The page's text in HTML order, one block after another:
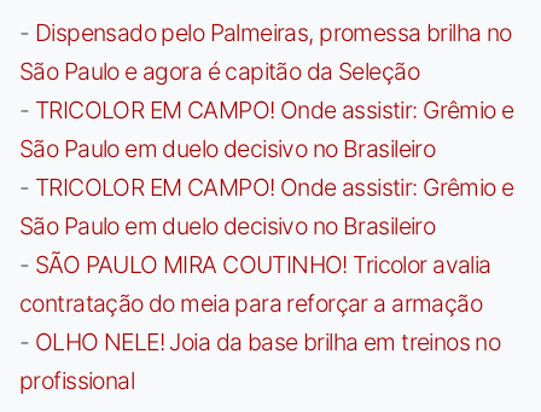
- Dispensado pelo Palmeiras, promessa brilha no
São Paulo e agora é capitão da Seleção
- TRICOLOR EM CAMPO! Onde assistir: Grêmio e
São Paulo em duelo decisivo no Brasileiro
- TRICOLOR EM CAMPO! Onde assistir: Grêmio e
São Paulo em duelo decisivo no Brasileiro
- SÃO PAULO MIRA COUTINHO! Tricolor avalia
contratação do meia para reforçar a armação
- OLHO NELE! Joia da base brilha em treinos no
profissional